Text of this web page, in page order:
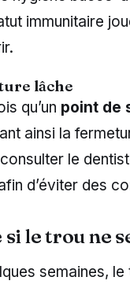
immunitaire
lâche
qu’un point de
ainsi la
le
d’éviter des
le trou ne
semaines,